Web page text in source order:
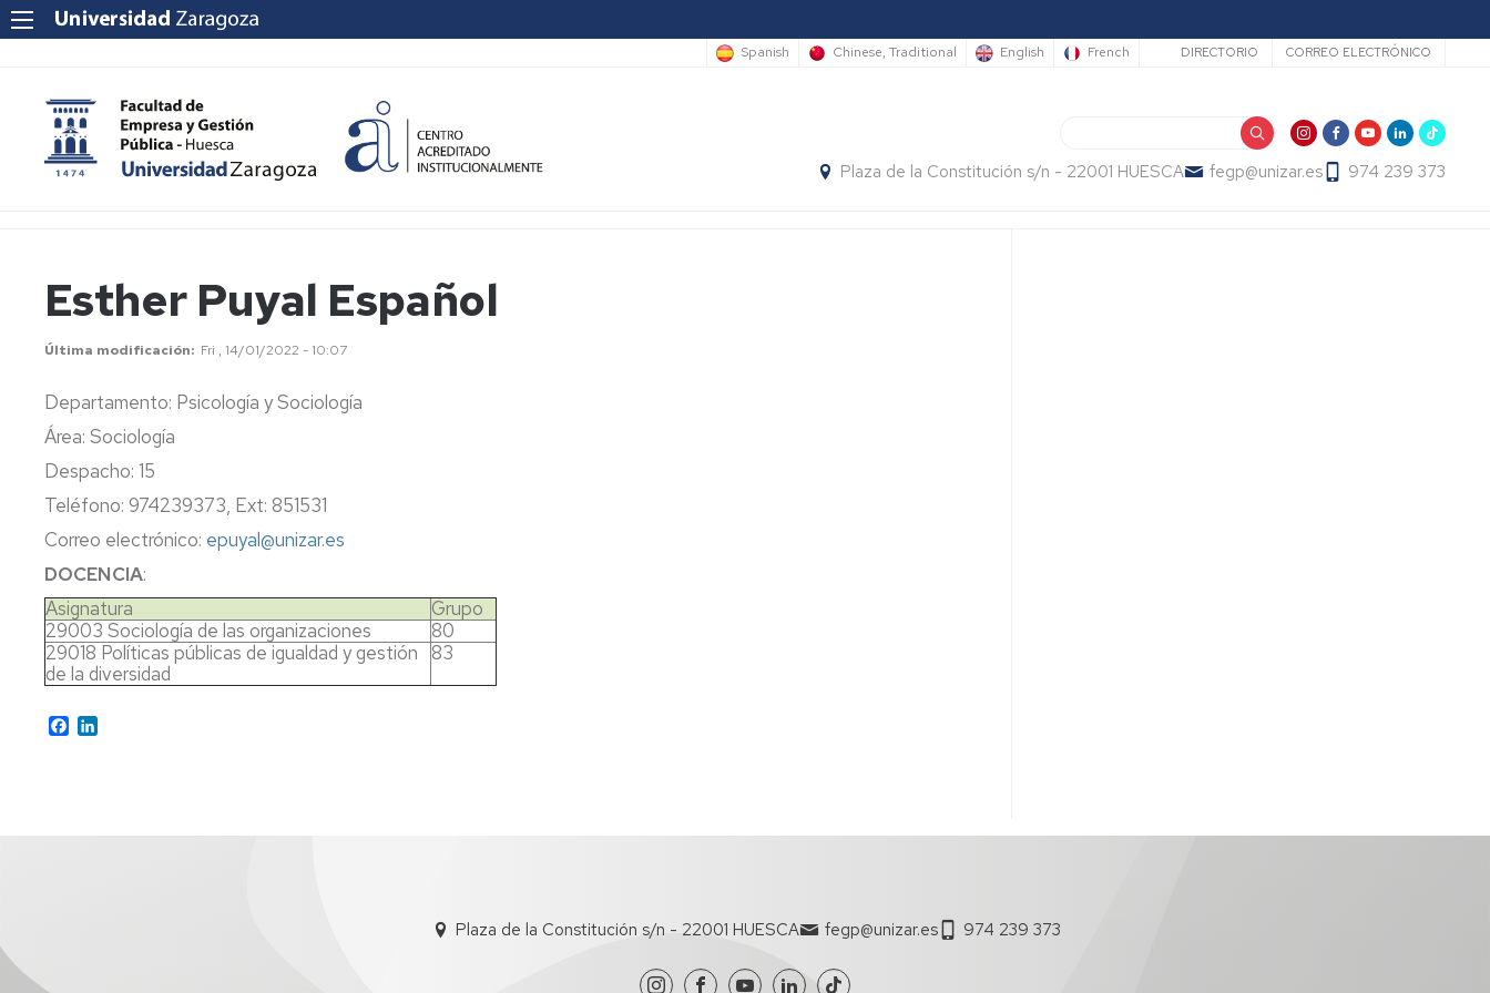
Spanish Chinese, Traditional English French Secundario
DIRECTORIO CORREO ELECTRÓNICO
Plaza de la Constitución s/n - 22001 HUESCA fegp@unizar.es 974 239 373
Esther Puyal Español
Última modificación Fri , 14/01/2022 - 10:07
Departamento: Psicología y Sociología
Área: Sociología
Despacho: 15
Teléfono: 974239373, Ext: 851531
Correo electrónico: epuyal@unizar.es
DOCENCIA:
Asignatura
Grupo
29003 Sociología de las organizaciones
80
29018 Políticas públicas de igualdad y gestión
de la diversidad
83
Facebook
Plaza de la Constitución s/n - 22001 HUESCA fegp@unizar.es 974 239 373